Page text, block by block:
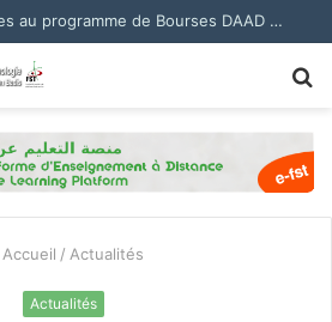
Appel à candidatures au programme de Bourses DAAD 2027.
Accueil / Actualités
Actualités